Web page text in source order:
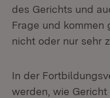
des Gerichts und
Frage und
nicht oder nur sehr
In der
werden, wie